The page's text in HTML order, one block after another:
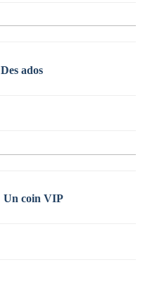
Des ados
Un coin VIP